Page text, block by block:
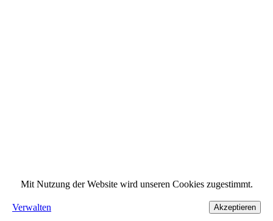
Mit Nutzung der Website wird unseren Cookies zugestimmt.
Verwalten Akzeptieren